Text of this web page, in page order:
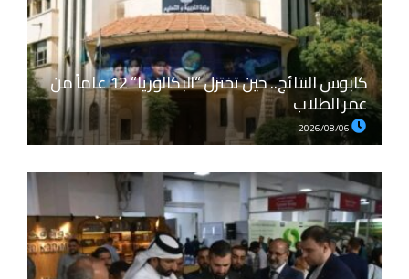
كابوس النتائج.. حين تختزل “البكالوريا” 12 عاماً من
عمر الطلاب